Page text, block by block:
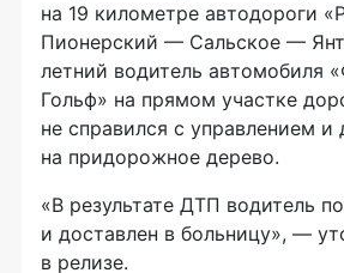
на 19 километре автодороги
Пионерский — Сальское —
летний водитель автомобиля
Гольф» на прямом участке
не справился с управлением и
на придорожное дерево.
«В результате ДТП водитель
и доставлен в больницу», —
в релизе.